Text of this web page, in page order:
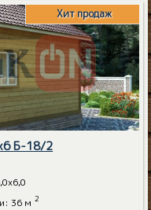
Хит продаж
Б-18/2
36 м 2